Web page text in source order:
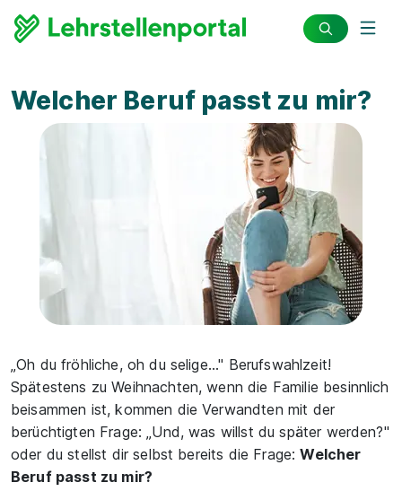
Welcher Beruf passt zu mir?
„Oh du fröhliche, oh du selige..." Berufswahlzeit!
Spätestens zu Weihnachten, wenn die Familie besinnlich
beisammen ist, kommen die Verwandten mit der
berüchtigten Frage: „Und, was willst du später werden?"
oder du stellst dir selbst bereits die Frage:Welcher
Beruf passt zu mir?